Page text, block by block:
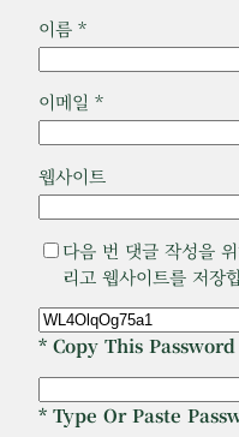
이름 *
이메일 *
웹사이트
다음 번 댓글 작성을
리고 웹사이트를 저장
* Copy This
* Type Or Paste